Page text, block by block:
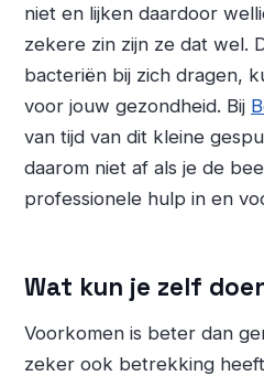
niet en lijken daardoor
zekere zin zijn ze dat wel.
bacteriën bij zich dragen,
voor jouw gezondheid. Bij
van tijd van dit kleine
daarom niet af als je de
professionele hulp in en
Wat kun je zelf
Voorkomen is beter dan
zeker ook betrekking